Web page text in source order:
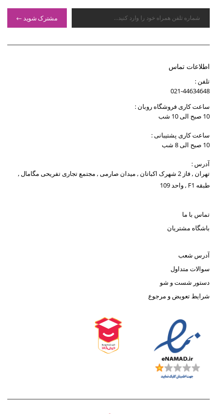
مشترک شوید
اطلاعات تماس
تلفن :
021-44634648
ساعت کاری فروشگاه روبان :
10 صبح الی 10 شب
ساعت کاری پشتیبانی :
10 صبح الی 8 شب
آدرس :
تهران , فاز 2 شهرک اکباتان , میدان صارمی , مجتمع تجاری تفریحی مگامال ,
طبقه F1 , واحد 109
تماس با ما
باشگاه مشتریان
آدرس شعب
سوالات متداول
دستور شست و شو
شرایط تعویض و مرجوع